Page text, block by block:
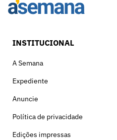
INSTITUCIONAL
A Semana
Expediente
Anuncie
Política de privacidade
Edições impressas